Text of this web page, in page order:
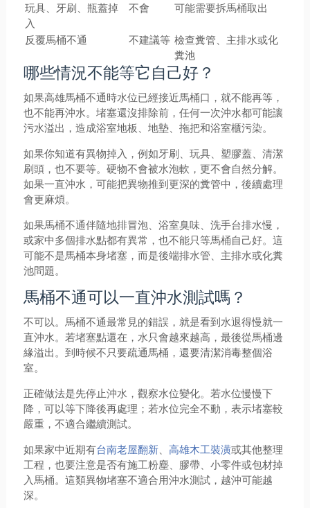
玩具、牙刷、瓶蓋掉
入
不會 可能需要拆馬桶取出
反覆馬桶不通 不建議等 檢查糞管、主排水或化
糞池
哪些情況不能等它自己好？
如果高雄馬桶不通時水位已經接近馬桶口，就不能再等，
也不能再沖水。堵塞還沒排除前，任何一次沖水都可能讓
污水溢出，造成浴室地板、地墊、拖把和浴室櫃污染。
如果你知道有異物掉入，例如牙刷、玩具、塑膠蓋、清潔
刷頭，也不要等。硬物不會被水泡軟，更不會自然分解。
如果一直沖水，可能把異物推到更深的糞管中，後續處理
會更麻煩。
如果馬桶不通伴隨地排冒泡、浴室臭味、洗手台排水慢，
或家中多個排水點都有異常，也不能只等馬桶自己好。這
可能不是馬桶本身堵塞，而是後端排水管、主排水或化糞
池問題。
馬桶不通可以一直沖水測試嗎？
不可以。馬桶不通最常見的錯誤，就是看到水退得慢就一
直沖水。若堵塞點還在，水只會越來越高，最後從馬桶邊
緣溢出。到時候不只要疏通馬桶，還要清潔消毒整個浴
室。
正確做法是先停止沖水，觀察水位變化。若水位慢慢下
降，可以等下降後再處理；若水位完全不動，表示堵塞較
嚴重，不適合繼續測試。
如果家中近期有台南老屋翻新、 高雄木工裝潢或其他整理
工程，也要注意是否有施工粉塵、膠帶、小零件或包材掉
入馬桶。這類異物堵塞不適合用沖水測試，越沖可能越
深。